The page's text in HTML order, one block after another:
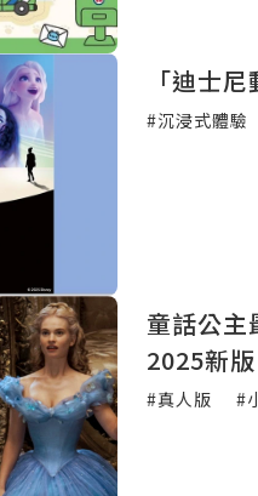
「迪士
#沉浸式體驗
童話公主
2025新
#真人版 #